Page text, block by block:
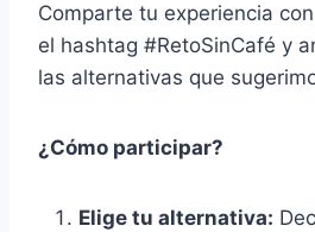
Comparte tu experiencia
el hashtag #RetoSinCafé y
las alternativas que
¿Cómo participar?
Elige tu alternativa: